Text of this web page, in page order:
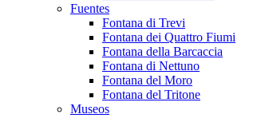
Fuentes
Fontana di Trevi
Fontana dei Quattro Fiumi
Fontana della Barcaccia
Fontana di Nettuno
Fontana del Moro
Fontana del Tritone
Museos